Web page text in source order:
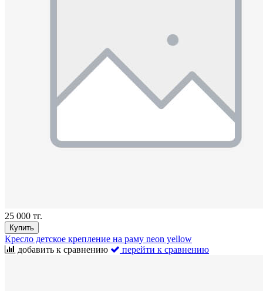
25 000 тг.
Купить
Кресло детское крепление на раму neon yellow
добавить к сравнению
перейти к сравнению